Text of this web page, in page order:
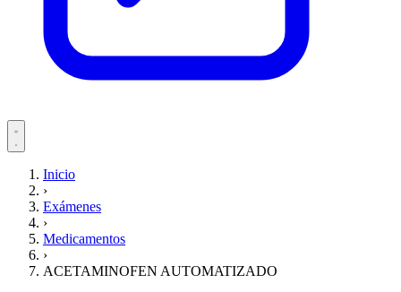
Servicios
Inicio
›
Exámenes
›
Medicamentos
›
ACETAMINOFEN AUTOMATIZADO